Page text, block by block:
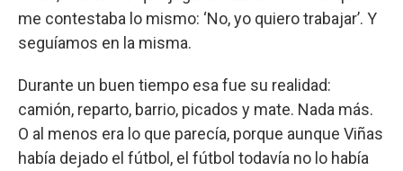
me contestaba lo mismo: ‘No, yo quiero trabajar’. Y
seguíamos en la misma.
Durante un buen tiempo esa fue su realidad:
camión, reparto, barrio, picados y mate. Nada más.
O al menos era lo que parecía, porque aunque Viñas
había dejado el fútbol, el fútbol todavía no lo había